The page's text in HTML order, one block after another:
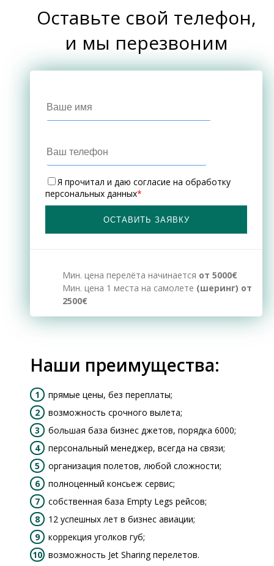
Оставьте свой телефон,
и мы перезвоним
Я прочитал и даю согласие на обработку
персональных данных*
Мин. цена перелёта начинается от 5000€
Мин. цена 1 места на самолете (шеринг) от
2500€
Наши преимущества:
прямые цены, без переплаты;
возможность срочного вылета;
большая база бизнес джетов, порядка 6000;
персональный менеджер, всегда на связи;
организация полетов, любой сложности;
полноценный консьеж сервис;
собственная база Empty Legs рейсов;
12 успешных лет в бизнес авиации;
коррекция уголков губ;
возможность Jet Sharing перелетов.